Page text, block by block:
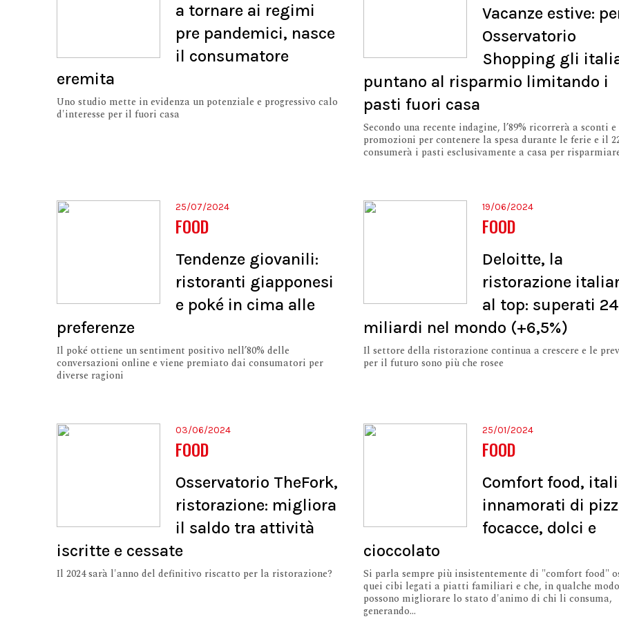
a tornare ai regimi
pre pandemici, nasce
il consumatore
eremita
Uno studio mette in evidenza un potenziale e progressivo calo
d'interesse per il fuori casa
Vacanze estive:
Osservatorio
Shopping gli
puntano al risparmio limitando i
pasti fuori casa
Secondo una recente indagine, l’89% ricorrerà a sconti e
promozioni per contenere la spesa durante le ferie e il
consumerà i pasti esclusivamente a casa per
25/07/2024
FOOD
Tendenze giovanili:
ristoranti giapponesi
e poké in cima alle
preferenze
Il poké ottiene un sentiment positivo nell’80% delle
conversazioni online e viene premiato dai consumatori per
diverse ragioni
19/06/2024
FOOD
Deloitte, la
ristorazione
al top: superati
miliardi nel mondo (+6,5%)
Il settore della ristorazione continua a crescere e le
per il futuro sono più che rosee
03/06/2024
FOOD
Osservatorio TheFork,
ristorazione: migliora
il saldo tra attività
iscritte e cessate
Il 2024 sarà l'anno del definitivo riscatto per la ristorazione?
25/01/2024
FOOD
Comfort food,
innamorati di
focacce, dolci e
cioccolato
Si parla sempre più insistentemente di "comfort food"
quei cibi legati a piatti familiari e che, in qualche
possono migliorare lo stato d'animo di chi li consuma,
generando...